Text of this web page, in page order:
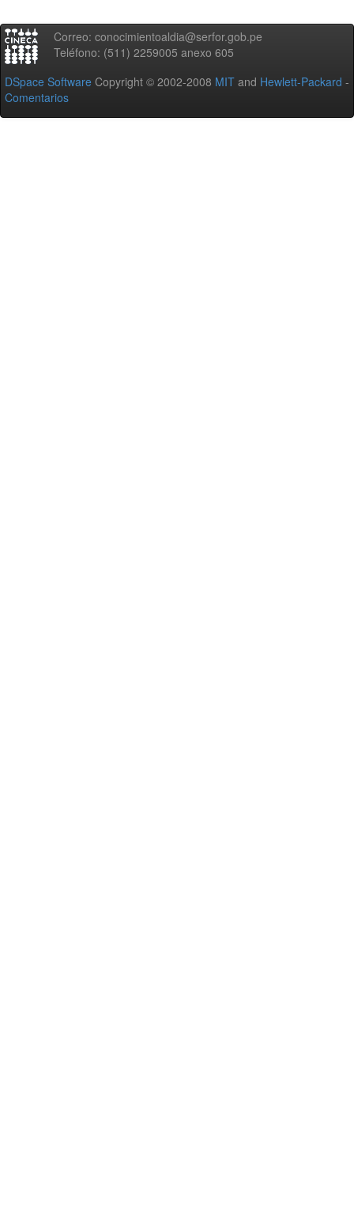
Correo: conocimientoaldia@serfor.gob.pe
Teléfono: (511) 2259005 anexo 605
DSpace Software Copyright © 2002-2008 MIT and Hewlett-Packard -
Comentarios